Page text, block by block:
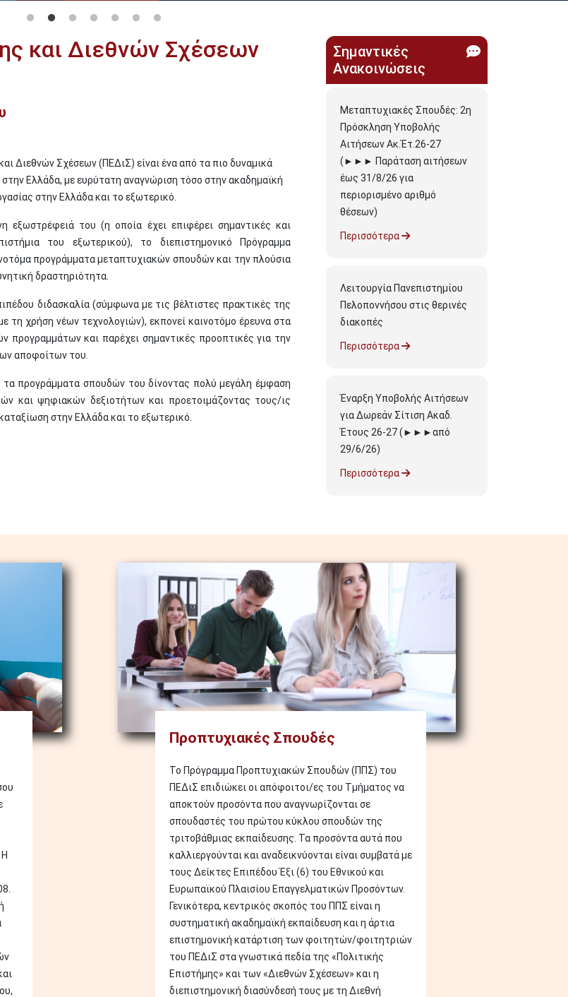
και Διεθνών Σχέσεων
Διεθνών Σχέσεων (ΠΕΔιΣ) είναι ένα από τα πιο δυναμικά
Ελλάδα, με ευρύτατη αναγνώριση τόσο στην ακαδημαϊκή
στην Ελλάδα και το εξωτερικό.
εξωστρέφειά του (η οποία έχει επιφέρει σημαντικές και
του εξωτερικού), το διεπιστημονικό Πρόγραμμα
προγράμματα μεταπτυχιακών σπουδών και την πλούσια
δραστηριότητα.
διδασκαλία (σύμφωνα με τις βέλτιστες πρακτικές της
τη χρήση νέων τεχνολογιών), εκπονεί καινοτόμο έρευνα στα
προγραμμάτων και παρέχει σημαντικές προοπτικές για την
αποφοίτων του.
προγράμματα σπουδών του δίνοντας πολύ μεγάλη έμφαση
και ψηφιακών δεξιοτήτων και προετοιμάζοντας τους/ις
στην Ελλάδα και το εξωτερικό.
Σημαντικές
Ανακοινώσεις
Μεταπτυχιακές Σπουδές: 2η
Πρόσκληση Υποβολής
Αιτήσεων Ακ.Έτ.26-27
(►►► Παράταση αιτήσεων
έως 31/8/26 για
περιορισμένο αριθμό
θέσεων)
Περισσότερα
Λειτουργία Πανεπιστημίου
Πελοποννήσου στις θερινές
διακοπές
Περισσότερα
Έναρξη Υποβολής Αιτήσεων
για Δωρεάν Σίτιση Ακαδ.
Έτους 26-27 (►►►από
29/6/26)
Περισσότερα
Προπτυχιακές Σπουδές
Το Πρόγραμμα Προπτυχιακών Σπουδών (ΠΠΣ) του
ΠΕΔιΣ επιδιώκει οι απόφοιτοι/ες του Τμήματος να
αποκτούν προσόντα που αναγνωρίζονται σε
σπουδαστές του πρώτου κύκλου σπουδών της
τριτοβάθμιας εκπαίδευσης. Τα προσόντα αυτά που
καλλιεργούνται και αναδεικνύονται είναι συμβατά με
τους Δείκτες Επιπέδου Έξι (6) του Εθνικού και
Ευρωπαϊκού Πλαισίου Επαγγελματικών Προσόντων.
Γενικότερα, κεντρικός σκοπός του ΠΠΣ είναι η
συστηματική ακαδημαϊκή εκπαίδευση και η άρτια
επιστημονική κατάρτιση των φοιτητών/φοιτητριών
του ΠΕΔιΣ στα γνωστικά πεδία της «Πολιτικής
Επιστήμης» και των «Διεθνών Σχέσεων» και η
διεπιστημονική διασύνδεσή τους με τη Διεθνή